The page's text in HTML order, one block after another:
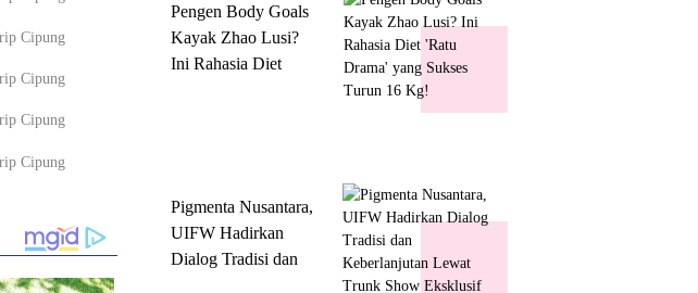
Pengen Body Goals
Kayak Zhao Lusi?
Ini Rahasia Diet
Pigmenta Nusantara,
UIFW Hadirkan
Dialog Tradisi dan